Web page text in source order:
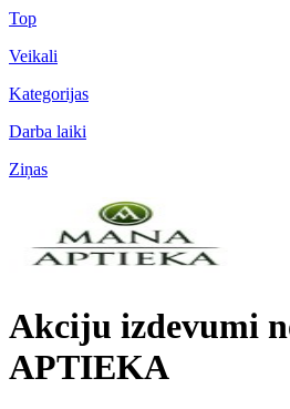
Top
Veikali
Kategorijas
Darba laiki
Ziņas
Akciju izdevumi
APTIEKA